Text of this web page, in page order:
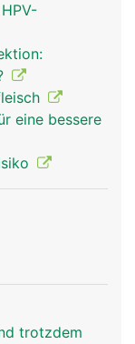
eine bessere
trotzdem